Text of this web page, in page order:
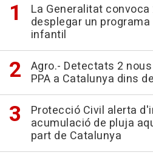
La Generalitat
desplegar un
infantil
Agro.- Detectats 2
PPA a Catalunya dins
Protecció Civil alerta
acumulació de pluja
part de Catalunya